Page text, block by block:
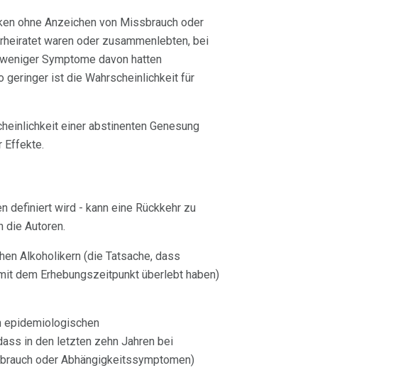
ohne Anzeichen von Missbrauch oder
waren oder zusammenlebten, bei
Symptome davon hatten
geringer ist die Wahrscheinlichkeit für
einer abstinenten Genesung
Effekte.
definiert wird - kann eine Rückkehr zu
die Autoren.
Alkoholikern (die Tatsache, dass
dem Erhebungszeitpunkt überlebt haben)
epidemiologischen
in den letzten zehn Jahren bei
oder Abhängigkeitssymptomen)